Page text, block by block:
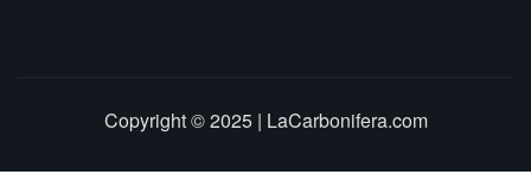
Copyright © 2025 | LaCarbonifera.com